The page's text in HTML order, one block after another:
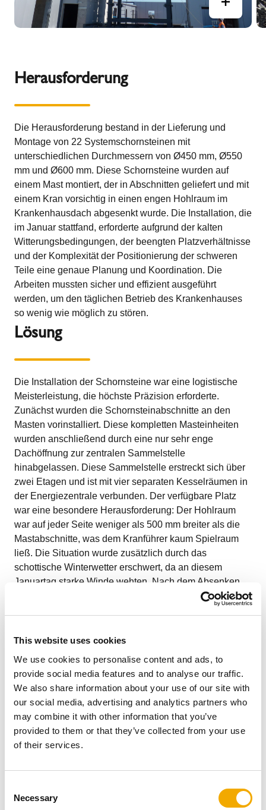
This website uses cookies
We use cookies to personalise content and ads, to
provide social media features and to analyse our traffic.
We also share information about your use of our site with
our social media, advertising and analytics partners who
may combine it with other information that you’ve
provided to them or that they’ve collected from your use
of their services.
Necessary
Herausforderung
Die Herausforderung bestand in der Lieferung und
Montage von 22 Systemschornsteinen mit
unterschiedlichen Durchmessern von Ø450 mm, Ø550
mm und Ø600 mm. Diese Schornsteine wurden auf
einem Mast montiert, der in Abschnitten geliefert und mit
einem Kran vorsichtig in einen engen Hohlraum im
Krankenhausdach abgesenkt wurde. Die Installation, die
im Januar stattfand, erforderte aufgrund der kalten
Witterungsbedingungen, der beengten Platzverhältnisse
und der Komplexität der Positionierung der schweren
Teile eine genaue Planung und Koordination. Die
Arbeiten mussten sicher und effizient ausgeführt
werden, um den täglichen Betrieb des Krankenhauses
so wenig wie möglich zu stören.
Lösung
Die Installation der Schornsteine war eine logistische
Meisterleistung, die höchste Präzision erforderte.
Zunächst wurden die Schornsteinabschnitte an den
Masten vorinstalliert. Diese kompletten Masteinheiten
wurden anschließend durch eine nur sehr enge
Dachöffnung zur zentralen Sammelstelle
hinabgelassen. Diese Sammelstelle erstreckt sich über
zwei Etagen und ist mit vier separaten Kesselräumen in
der Energiezentrale verbunden. Der verfügbare Platz
war eine besondere Herausforderung: Der Hohlraum
war auf jeder Seite weniger als 500 mm breiter als die
Mastabschnitte, was dem Kranführer kaum Spielraum
ließ. Die Situation wurde zusätzlich durch das
schottische Winterwetter erschwert, da an diesem
Januartag starke Winde wehten. Nach dem Absenken
mussten die vertikalen Abschnitte perfekt ausgerichtet
befinden, exakt mit dem darunterliegenden Abschnitt
vereinfachte das montagefreundliche Design der ICS-
Produktreihe diese präzise Arbeit erheblich, da die
technischen Steckverbindungen an Liner und Gehäuse
eine schnelle und sichere Montage ermöglichten.
Der Kunde
Clyde. Der Architekt war Nightingale Associates in
Zusammenarbeit mit dem Berater Max Fordham. Der